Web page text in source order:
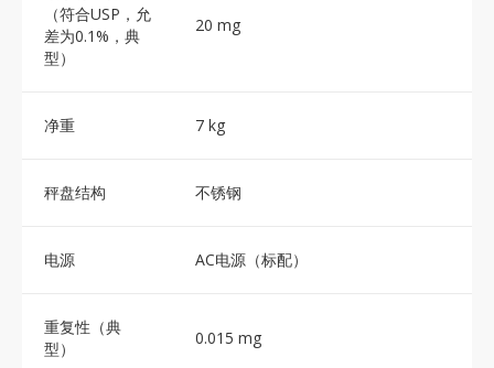
（符合USP，允
差为0.1%，典
型）
20 mg
净重 7 kg
秤盘结构 不锈钢
电源 AC电源（标配）
重复性（典
型）
0.015 mg